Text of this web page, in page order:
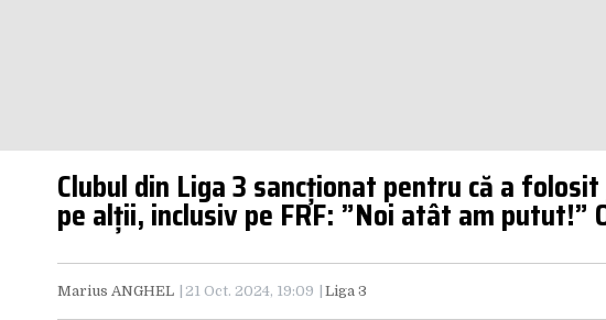
Clubul din Liga 3 sancționat pentru că a
pe alții, inclusiv pe FRF: ”Noi atât am
Marius ANGHEL 21 Oct. 2024, 19:09 Liga 3